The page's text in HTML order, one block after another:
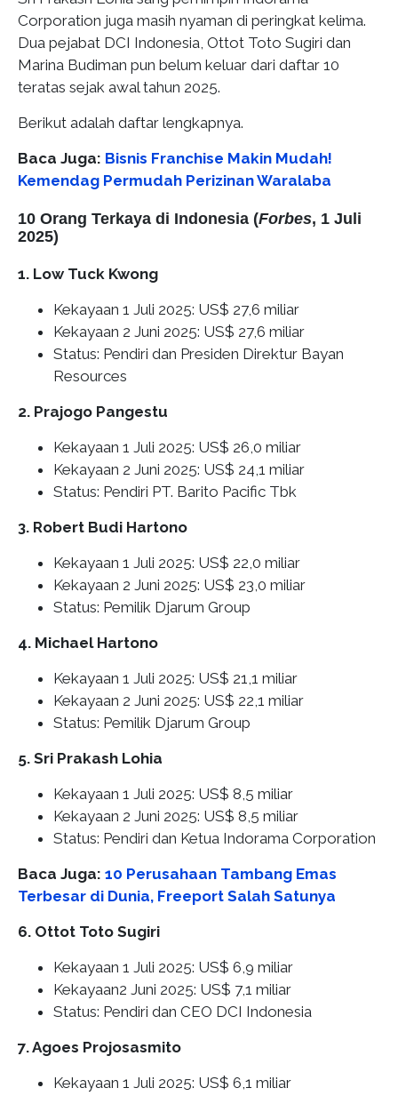
Corporation juga masih nyaman di peringkat kelima.
Dua pejabat DCI Indonesia, Ottot Toto Sugiri dan
Marina Budiman pun belum keluar dari daftar 10
teratas sejak awal tahun 2025.
Berikut adalah daftar lengkapnya.
Baca Juga: Bisnis Franchise Makin Mudah!
Kemendag Permudah Perizinan Waralaba
​10 Orang Terkaya di Indonesia (Forbes, 1 Juli
2025)
1. Low Tuck Kwong
Kekayaan 1 Juli 2025: US$ 27,6 miliar
Kekayaan 2 Juni 2025: US$ 27,6 miliar
Status: Pendiri dan Presiden Direktur Bayan
Resources
2. Prajogo Pangestu
Kekayaan 1 Juli 2025: US$ 26,0 miliar
Kekayaan 2 Juni 2025: US$ 24,1 miliar
Status: Pendiri PT. Barito Pacific Tbk
3. Robert Budi Hartono
Kekayaan 1 Juli 2025: US$ 22,0 miliar
Kekayaan 2 Juni 2025: US$ 23,0 miliar
Status: Pemilik Djarum Group
4. Michael Hartono
Kekayaan 1 Juli 2025: US$ 21,1 miliar
Kekayaan 2 Juni 2025: US$ 22,1 miliar
Status: Pemilik Djarum Group
5. Sri Prakash Lohia
Kekayaan 1 Juli 2025: US$ 8,5 miliar
Kekayaan 2 Juni 2025: US$ 8,5 miliar
Status: Pendiri dan Ketua Indorama Corporation
Baca Juga: 10 Perusahaan Tambang Emas
Terbesar di Dunia, Freeport Salah Satunya
6. Ottot Toto Sugiri
Kekayaan 1 Juli 2025: US$ 6,9 miliar
Kekayaan2 Juni 2025: US$ 7,1 miliar
Status: Pendiri dan CEO DCI Indonesia
7. Agoes Projosasmito
Kekayaan 1 Juli 2025: US$ 6,1 miliar